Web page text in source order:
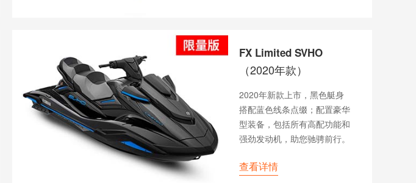
FX Limited SVHO
（2020年款）
2020年新款上市，黑色艇身
搭配蓝色线条点缀；配置豪华
型装备，包括所有高配功能和
强劲发动机，助您驰骋前行。
查看详情